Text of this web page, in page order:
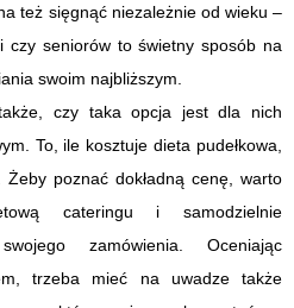
też sięgnąć niezależnie od wieku –
czy seniorów to świetny sposób na
swoim najbliższym.
czy taka opcja jest dla nich
To, ile kosztuje dieta pudełkowa,
poznać dokładną cenę, warto
cateringu i samodzielnie
zamówienia. Oceniając
trzeba mieć na uwadze także